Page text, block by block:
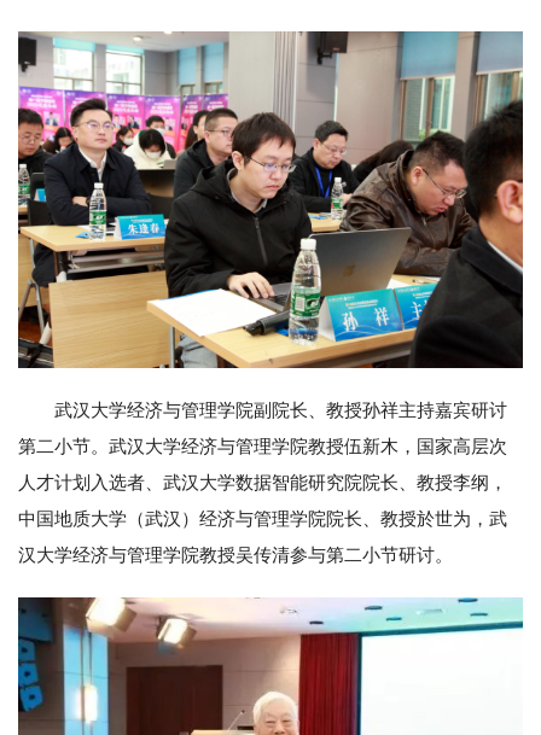
武汉大学经济与管理学院副院长、教授孙祥主持嘉宾研讨
第二小节。武汉大学经济与管理学院教授伍新木，国家高层次
人才计划入选者、武汉大学数据智能研究院院长、教授李纲，
中国地质大学（武汉）经济与管理学院院长、教授於世为，武
汉大学经济与管理学院教授吴传清参与第二小节研讨。